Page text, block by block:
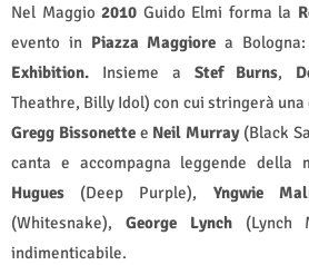
Nel Maggio 2010 Guido Elmi forma la
evento in Piazza Maggiore a Bologna:
Exhibition. Insieme a Stef Burns,
Theathre, Billy Idol) con cui stringerà
Gregg Bissonettee Neil Murray(Black
canta e accompagna leggende della
Hugues (Deep Purple), Yngwie
(Whitesnake), George Lynch(Lynch
indimenticabile.